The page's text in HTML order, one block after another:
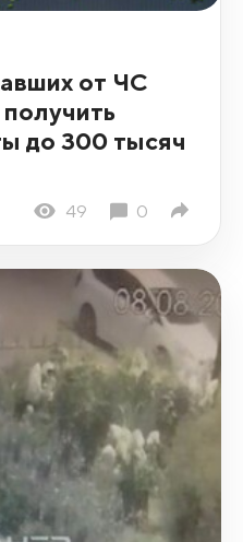
от ЧС
до 300 тысяч
49 0